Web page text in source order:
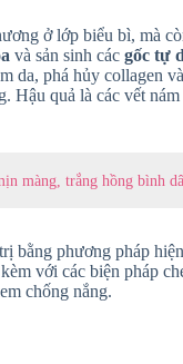
ở lớp biểu bì, mà
và sản sinh các gốc tự
da, phá hủy collagen
Hậu quả là các vết
màng, trắng hồng bình
bằng phương pháp
với các biện pháp
chống nắng.